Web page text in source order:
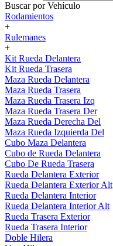
Buscar por Vehículo
Rodamientos
+
Rulemanes
+
Kit Rueda Delantera
Kit Rueda Trasera
Maza Rueda Delantera
Maza Rueda Trasera
Maza Rueda Trasera Izq
Maza Rueda Trasera Der
Maza Rueda Derecha Del
Maza Rueda Izquierda Del
Cubo Maza Delantera
Cubo de Rueda Delantera
Cubo De Rueda Trasera
Rueda Delantera Exterior
Rueda Delantera Exterior Alt
Rueda Delantera Interior
Rueda Delantera Interior Alt
Rueda Trasera Exterior
Rueda Trasera Interior
Doble Hilera